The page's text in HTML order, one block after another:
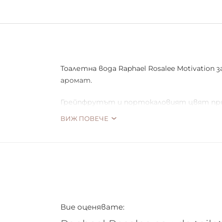
Тоалетна вода Raphael Rosalee
аромат.
Грейпфрутът и портокаловият цвят
ВИЖ ПОВЕЧЕ
Вие оценявате: